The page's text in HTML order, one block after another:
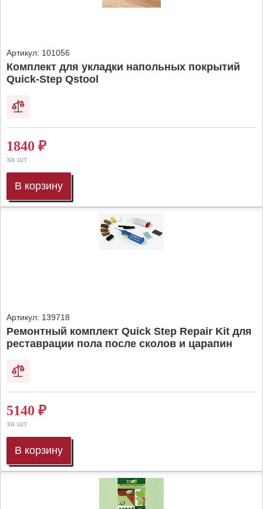
Артикул: 101056
Комплект для укладки напольных покрытий
Quick-Step Qstool
1840 ₽
за шт.
В корзину
Артикул: 139718
Ремонтный комплект Quick Step Repair Kit для
реставрации пола после сколов и царапин
5140 ₽
за шт.
В корзину